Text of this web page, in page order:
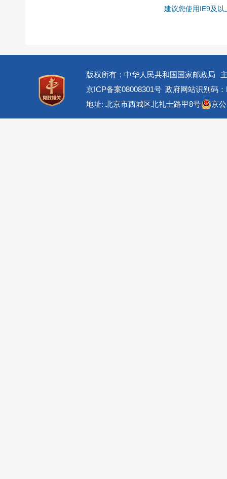
建议您使用IE9及
版权所有：中华人民共和国国家邮政局
京ICP备案08008301号 政府网站识别码
地址: 北京市西城区北礼士路甲8号
京